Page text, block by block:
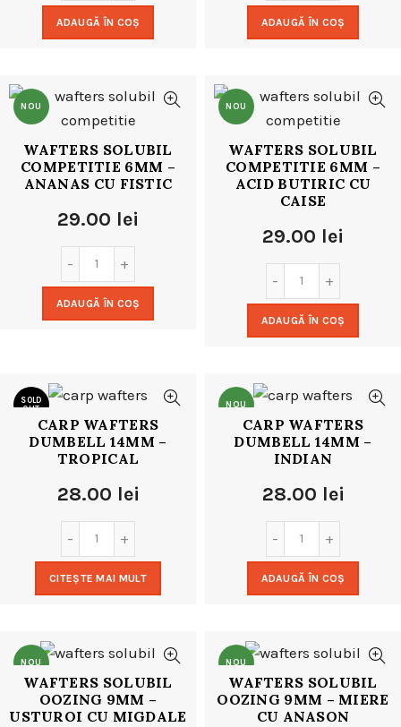
ADAUGĂ ÎN COȘ ADAUGĂ ÎN COȘ
NOU
WAFTERS SOLUBIL
COMPETITIE 6MM –
ANANAS CU FISTIC
29.00 lei
ADAUGĂ ÎN COȘ
NOU
WAFTERS SOLUBIL
COMPETITIE 6MM –
ACID BUTIRIC CU
CAISE
29.00 lei
ADAUGĂ ÎN COȘ
SOLD
OUT
NOU
CARP WAFTERS
DUMBELL 14MM –
TROPICAL
28.00 lei
CITEȘTE MAI MULT
NOU
CARP WAFTERS
DUMBELL 14MM –
INDIAN
28.00 lei
ADAUGĂ ÎN COȘ
NOU
WAFTERS SOLUBIL
OOZING 9MM –
USTUROI CU MIGDALE
NOU
WAFTERS SOLUBIL
OOZING 9MM – MIERE
CU ANASON